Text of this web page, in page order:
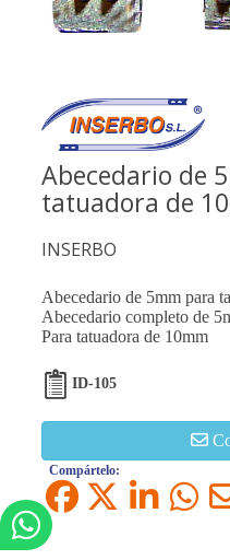
Abecedario de
tatuadora de
INSERBO
Abecedario de 5mm para
Abecedario completo de
Para tatuadora de 10mm
ID-105
Compártelo: